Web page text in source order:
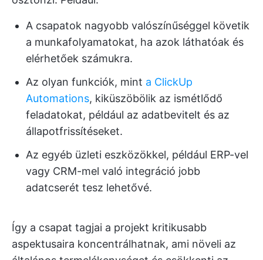
A csapatok nagyobb valószínűséggel követik
a munkafolyamatokat, ha azok láthatóak és
elérhetőek számukra.
Az olyan funkciók, mint a ClickUp
Automations, kiküszöbölik az ismétlődő
feladatokat, például az adatbevitelt és az
állapotfrissítéseket.
Az egyéb üzleti eszközökkel, például ERP-vel
vagy CRM-mel való integráció jobb
adatcserét tesz lehetővé.
Így a csapat tagjai a projekt kritikusabb
aspektusaira koncentrálhatnak, ami növeli az